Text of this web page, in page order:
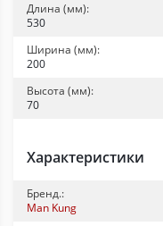
Длина (мм):
530
Ширина (мм):
200
Высота (мм):
70
Характеристики
Бренд.:
Man Kung